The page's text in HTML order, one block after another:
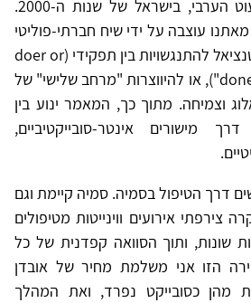
לבין הנשים בנות המיעוט הערבי, בישראל של שנות ה-2000.
עוצבה על ידי שיח חברתי-פוליטי
שונה, ומפגש המזמן פוטנציאל להתנגשויות בין תפקידי (doer or
done to"; Benjamin, 2006"), או להיווצרות "מרחב שלישי" של
וצמיחה. מתוך כך, המאמר ינוע בין
מישורים אינטר-סובייקטיביים,
דרך הטיפול בסמיה. סמיה קיימת וגם
צירפתי אירועים ווינייטות מטיפולים
שונות, ותוך הסוואה קפדנית של כל
הזו אני משלמת מחיר של אובדן
מהן כסובייקט נפרד, ואת המהלך